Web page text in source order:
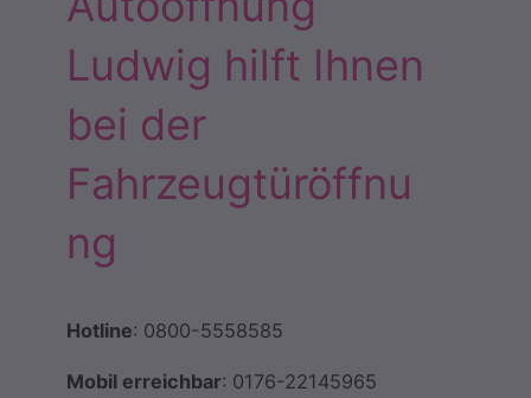
Ludwig hilft Ihnen
bei der
Fahrzeugtüröffnu
ng
Hotline: 0800-5558585
Mobil erreichbar: 0176-22145965